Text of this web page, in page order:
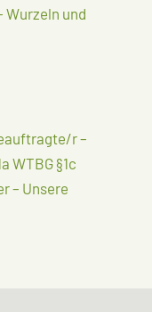
Wurzeln und
r –
WTBG §1c
– Unsere